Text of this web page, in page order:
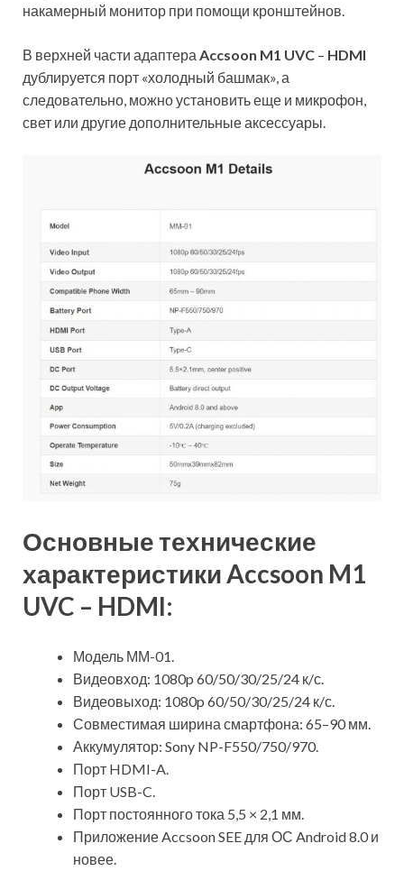
накамерный монитор при помощи кронштейнов.
В верхней части адаптера Accsoon M1 UVC – HDMI
дублируется порт «холодный башмак», а
следовательно, можно установить еще и микрофон,
свет или другие дополнительные аксессуары.
Основные технические
характеристики Accsoon M1
UVC – HDMI:
Модель ММ-01.
Видеовход: 1080p 60/50/30/25/24 к/с.
Видеовыход: 1080p 60/50/30/25/24 к/с.
Совместимая ширина смартфона: 65–90 мм.
Аккумулятор: Sony NP-F550/750/970.
Порт HDMI-A.
Порт USB-C.
Порт постоянного тока 5,5 × 2,1 мм.
Приложение Accsoon SEE для ОС Android 8.0 и
новее.